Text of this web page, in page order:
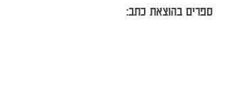
ספרים בהוצאת כתב: